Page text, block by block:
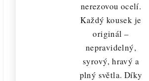
nerezovou ocelí.
Každý kousek je
originál –
nepravidelný,
syrový, hravý a
plný světla. Díky